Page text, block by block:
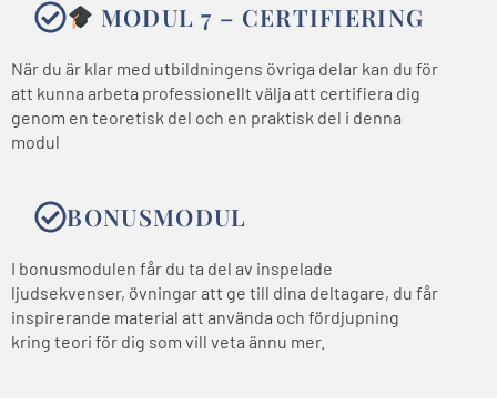
MODUL 7 – CERTIFIERING
När du är klar med utbildningens övriga delar kan du för
att kunna arbeta professionellt välja att certifiera dig
genom en teoretisk del och en praktisk del i denna
modul
BONUSMODUL
I bonusmodulen får du ta del av inspelade
ljudsekvenser, övningar att ge till dina deltagare, du får
inspirerande material att använda och fördjupning
kring teori för dig som vill veta ännu mer.